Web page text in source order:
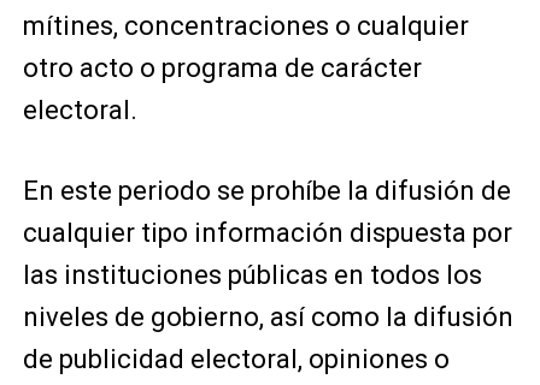
mítines, concentraciones o cualquier
otro acto o programa de carácter
electoral.
En este periodo se prohíbe la difusión de
cualquier tipo información dispuesta por
las instituciones públicas en todos los
niveles de gobierno, así como la difusión
de publicidad electoral, opiniones o